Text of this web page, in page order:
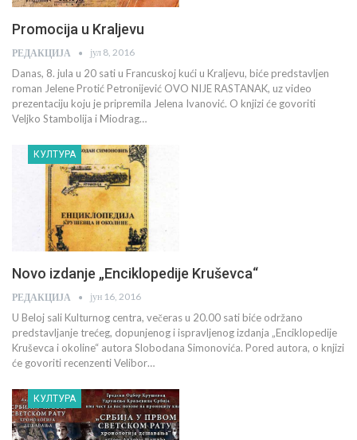
Promocija u Kraljevu
РЕДАКЦИЈА јул 8, 2016
Danas, 8. jula u 20 sati u Francuskoj kući u Kraljevu, biće predstavljen
roman Jelene Protić Petronijević OVO NIJE RASTANAK, uz video
prezentaciju koju je pripremila Jelena Ivanović. O knjizi će govoriti
Veljko Stambolija i Miodrag…
КУЛТУРА
Novo izdanje „Enciklopedije Kruševca“
РЕДАКЦИЈА јун 16, 2016
U Beloj sali Kulturnog centra, večeras u 20.00 sati biće održano
predstavljanje trećeg, dopunjenog i ispravljenog izdanja „Enciklopedije
Kruševca i okoline“ autora Slobodana Simonovića. Pored autora, o knjizi
će govoriti recenzenti Velibor…
КУЛТУРА